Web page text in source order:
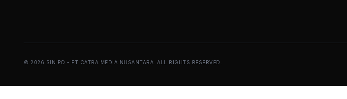
© 2026 SIN PO - PT CATRA MEDIA NUSANTARA. ALL RIGHTS RESERVED.